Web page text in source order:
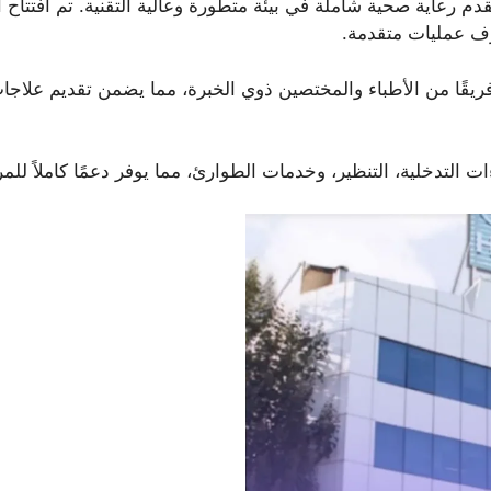
من الأطباء والمختصين ذوي الخبرة، مما يضمن تقديم
التدخلية، التنظير، وخدمات الطوارئ، مما يوفر دعمًا كاملاً